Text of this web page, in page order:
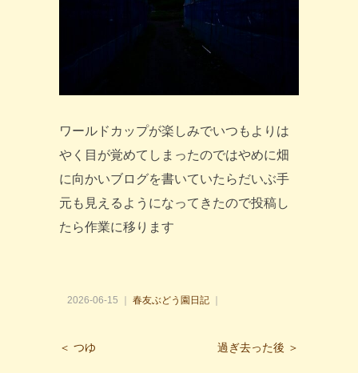
ワールドカップが楽しみでいつもよりは
やく目が覚めてしまったのではやめに畑
に向かいブログを書いていたらだいぶ手
元も見えるようになってきたので投稿し
たら作業に移ります
2026-06-15 ｜ 春友ぶどう園日記 ｜
＜ つゆ 過ぎ去った後 ＞